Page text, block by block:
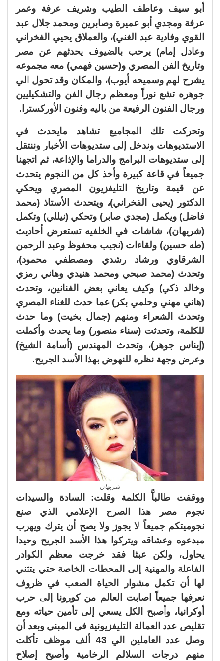
أبو سيف وعاطف الطيب وشريف عرفة وعمر
عرفة ومجدي أبو عميرة وصابرين ومحمد جلال عبد
القوي وفادية عبد الغني)، والعملاق يحيي الفخراني
وعادل إمام) يرحب بالضيوف يحدثهم عن مصر
وتاريخ الفن المصري و(حسين فهمي) معه مجموعه
يشرح لهم وسميحه أيوب)، والمكان وقد تحول الي
جوهره تشع نوراً ومعظم رجال الفن والتشكيليين
ورجال الفنون الرفيعة من باليه وفنون الأوركسترا.
وتحركت تلك المجاميع تشاهد مايحدث في
الاستديوهات وندخل إلى ستديوهات الأخبار وننتقل
إلى ستديوهات البرامج والدراما والإذاعة، ثم اتجهنا
جميعاً في قاعة كبيرة وأخذ كل من النجوم يتحدث
عن قيمة وتاريخ التليفزيون المصري ويحكي
الدكتور (يحيى الفخراني)، ويتحدث الأستاذ (محمد
فاضل) ويكمل (مجدي صابر) وتحكي (نيللي) وتكمل
(شريهان)، شاشات في الخلفيه تستعرض أحاديث
(طه حسين) ولقاءات (نجيب محفوظ وعبد الرحمن
الشرقاوي ورشاد رشدي ومصطفي محمود)،
وتحدث (محمد صبحي ومحمد هنيدي وهاني رمزي
وخالد ذكي) وكيف يعاني بعض الفنانين، وتحدث
(هاني مهني وحلمي بكر) عما حدث للغناء المصري
وتحدث الشعراء ومنهم (جمال بخيت) وما حدث
للكلمة، وتحدثت (سناء منصور) وما يحدث وأكملت
(إيناس جوهر)، وتحدث المهندس (أسامة الشيخ)
وعرض وجهة نظره للنهوض بهذا الأسد الجريح.
شريهان
ووقفت طالبآً الكلمة وقلت: السادة والسيدات
نجوم مصر هذا الصرح الإعلامي الذي صنع
نجوميتكم جميعاً لا يجوز ولا يصح أن يترك ويهرب
مبدعوه وعشاقه ويتركوا هذا الأسد الجريح وحيدا
يحاول، ولكن عبثا فقد خرجت معظم الكوادر
الفاعلة والمهنية إلى المحطات الخاصة حتي يتثني
لها أن تكمل مشوار الحياة الصعب في ظروف
نعرفها جميعاً اصابت العالم من كورونا إلى حرب
أوكرانيا، وأصبح الكل يسعي إلى تأمين حياته ومع
تقليص عدد العمالة التليفزيونية في المبني وبعد أن
وصل عدد العاملين الي 43 ألف موظف تأكلت
منهم درجات السلالم الرخامية وأصبح إصلاح